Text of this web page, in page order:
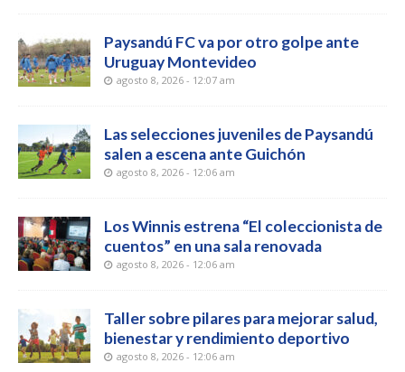
Paysandú FC va por otro golpe ante
Uruguay Montevideo
agosto 8, 2026 - 12:07 am
Las selecciones juveniles de Paysandú
salen a escena ante Guichón
agosto 8, 2026 - 12:06 am
Los Winnis estrena “El coleccionista de
cuentos” en una sala renovada
agosto 8, 2026 - 12:06 am
Taller sobre pilares para mejorar salud,
bienestar y rendimiento deportivo
agosto 8, 2026 - 12:06 am